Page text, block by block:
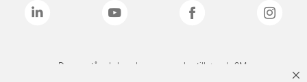
De ovenstående brands er varemærker tilhørende 3M.